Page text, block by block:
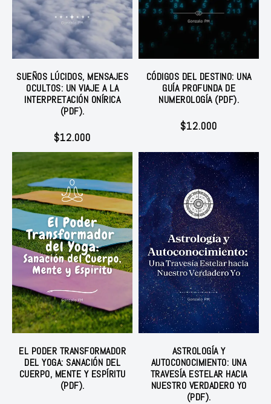
SUEÑOS LÚCIDOS, MENSAJES
OCULTOS: UN VIAJE A LA
INTERPRETACIÓN ONÍRICA
(PDF).
$12.000
CÓDIGOS DEL DESTINO: UNA
GUÍA PROFUNDA DE
NUMEROLOGÍA (PDF).
$12.000
EL PODER TRANSFORMADOR
DEL YOGA: SANACIÓN DEL
CUERPO, MENTE Y ESPÍRITU
(PDF).
ASTROLOGÍA Y
AUTOCONOCIMIENTO: UNA
TRAVESÍA ESTELAR HACIA
NUESTRO VERDADERO YO
(PDF).